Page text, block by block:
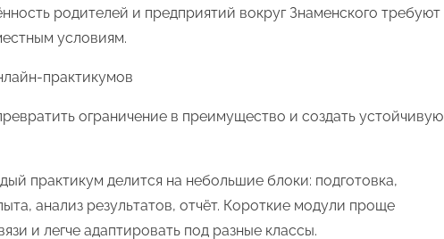
родителей и предприятий вокруг Знаменского требуют
условиям.
ограничение в преимущество и создать устойчивую
практикум делится на небольшие блоки: подготовка,
анализ результатов, отчёт. Короткие модули проще
и легче адаптировать под разные классы.